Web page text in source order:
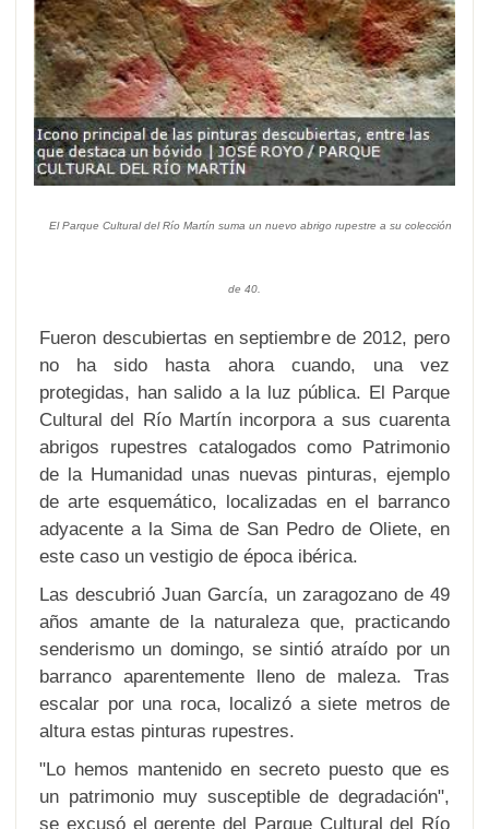
El Parque Cultural del Río Martín suma un nuevo abrigo rupestre a su colección
de 40.
Fueron descubiertas en septiembre de 2012, pero
no ha sido hasta ahora cuando, una vez
protegidas, han salido a la luz pública. El Parque
Cultural del Río Martín incorpora a sus cuarenta
abrigos rupestres catalogados como Patrimonio
de la Humanidad unas nuevas pinturas, ejemplo
de arte esquemático, localizadas en el barranco
adyacente a la Sima de San Pedro de Oliete, en
este caso un vestigio de época ibérica.
Las descubrió Juan García, un zaragozano de 49
años amante de la naturaleza que, practicando
senderismo un domingo, se sintió atraído por un
barranco aparentemente lleno de maleza. Tras
escalar por una roca, localizó a siete metros de
altura estas pinturas rupestres.
"Lo hemos mantenido en secreto puesto que es
un patrimonio muy susceptible de degradación",
se excusó el gerente del Parque Cultural del Río